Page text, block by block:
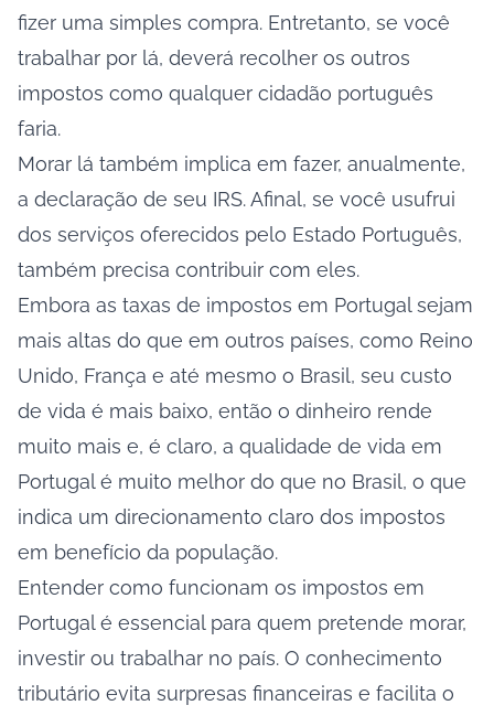
fizer uma simples compra. Entretanto, se você
trabalhar por lá, deverá recolher os outros
impostos como qualquer cidadão português
faria.
Morar lá também implica em fazer, anualmente,
a declaração de seu IRS. Afinal, se você usufrui
dos serviços oferecidos pelo Estado Português,
também precisa contribuir com eles.
Embora as taxas de impostos em Portugal sejam
mais altas do que em outros países, como Reino
Unido, França e até mesmo o Brasil, seu custo
de vida é mais baixo, então o dinheiro rende
muito mais e, é claro, a qualidade de vida em
Portugal é muito melhor do que no Brasil, o que
indica um direcionamento claro dos impostos
em benefício da população.
Entender como funcionam os impostos em
Portugal é essencial para quem pretende morar,
investir ou trabalhar no país. O conhecimento
tributário evita surpresas financeiras e facilita o